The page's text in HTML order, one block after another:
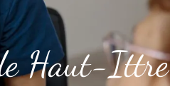
Haut-Ittre